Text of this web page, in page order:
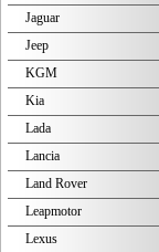
Jaguar
Jeep
KGM
Kia
Lada
Lancia
Land Rover
Leapmotor
Lexus